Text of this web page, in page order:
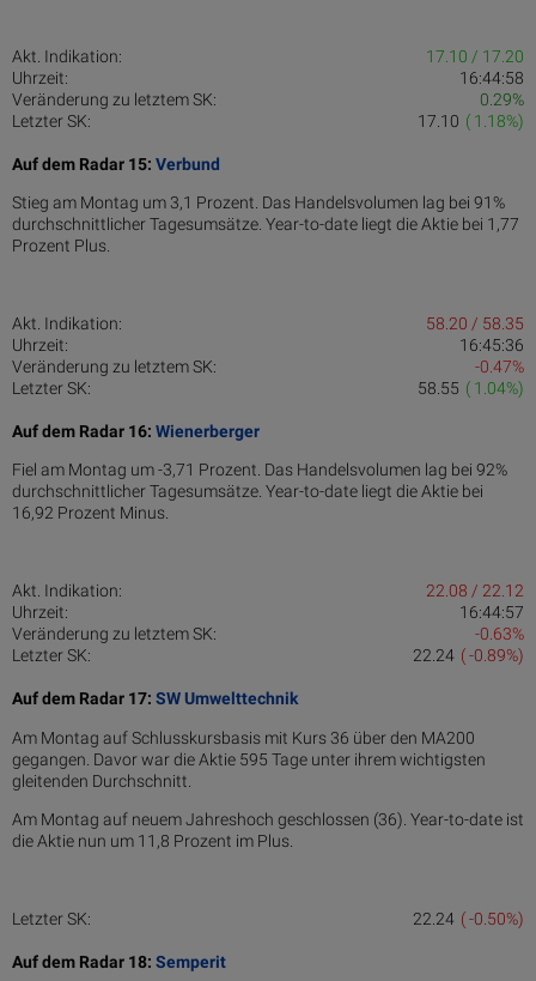
Akt. Indikation:
17.10 / 17.20
Uhrzeit:
16:44:58
Veränderung zu letztem SK:
0.29%
Letzter SK:
( 1.18%)
17.10
Auf dem Radar 15: Verbund
Stieg am Montag um 3,1 Prozent. Das Handelsvolumen lag bei 91%
durchschnittlicher Tagesumsätze. Year-to-date liegt die Aktie bei 1,77
Prozent Plus.
Akt. Indikation:
58.20 / 58.35
Uhrzeit:
16:45:36
Veränderung zu letztem SK:
-0.47%
Letzter SK:
( 1.04%)
58.55
Auf dem Radar 16: Wienerberger
Fiel am Montag um -3,71 Prozent. Das Handelsvolumen lag bei 92%
durchschnittlicher Tagesumsätze. Year-to-date liegt die Aktie bei
16,92 Prozent Minus.
Akt. Indikation:
22.08 / 22.12
Uhrzeit:
16:44:57
Veränderung zu letztem SK:
-0.63%
Letzter SK:
( -0.89%)
22.24
Auf dem Radar 17: SW Umwelttechnik
Am Montag auf Schlusskursbasis mit Kurs 36 über den MA200
gegangen. Davor war die Aktie 595 Tage unter ihrem wichtigsten
gleitenden Durchschnitt.
Am Montag auf neuem Jahreshoch geschlossen (36). Year-to-date ist
die Aktie nun um 11,8 Prozent im Plus.
Letzter SK: ( -0.50%)
22.24
Auf dem Radar 18: Semperit